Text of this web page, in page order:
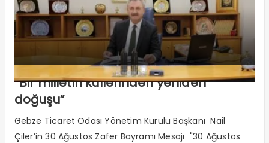
“Bir milletin küllerinden yeniden
doğuşu”
Gebze Ticaret Odası Yönetim Kurulu Başkanı Nail
Çiler’in 30 Ağustos Zafer Bayramı Mesajı "30 Ağustos